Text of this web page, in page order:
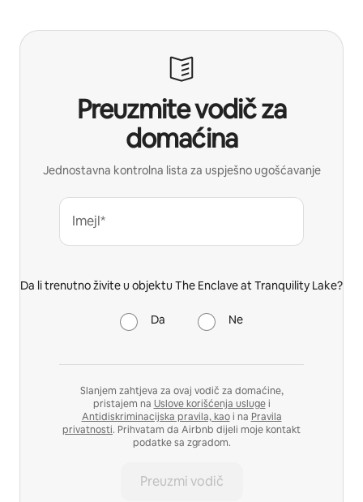
Preuzmite vodič za
domaćina
Jednostavna kontrolna lista za uspješno ugošćavanje
Imejl*
Da li trenutno živite u objektu The Enclave at Tranquility Lake?
Da Ne
Slanjem zahtjeva za ovaj vodič za domaćine,
pristajem na Uslove korišćenja uslugei
Antidiskriminacijska pravila, kaoi na Pravila
privatnosti. Prihvatam da Airbnb dijeli moje kontakt
podatke sa zgradom.
Preuzmi vodič